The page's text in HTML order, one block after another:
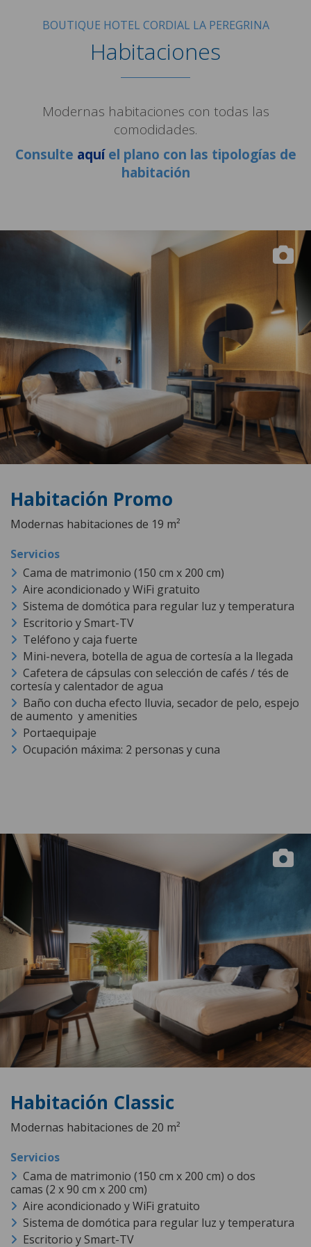
BOUTIQUE HOTEL CORDIAL LA PEREGRINA
Habitaciones
Modernas habitaciones con todas las
comodidades.
Consulte aquí el plano con las tipologías de
habitación
Habitación Promo
Modernas habitaciones de 19 m²
Cama de matrimonio (150 cm x 200 cm)
Aire acondicionado y WiFi gratuito
Sistema de domótica para regular luz y temperatura
Escritorio y Smart-TV
Teléfono y caja fuerte
Mini-nevera, botella de agua de cortesía a la llegada
Cafetera de cápsulas con selección de cafés / tés de
cortesía y calentador de agua
Baño con ducha efecto lluvia, secador de pelo, espejo
de aumento y amenities
Portaequipaje
Ocupación máxima: 2 personas y cuna
Habitación Classic
Modernas habitaciones de 20 m²
Cama de matrimonio (150 cm x 200 cm) o dos
camas (2 x 90 cm x 200 cm)
Aire acondicionado y WiFi gratuito
Sistema de domótica para regular luz y temperatura
Escritorio y Smart-TV